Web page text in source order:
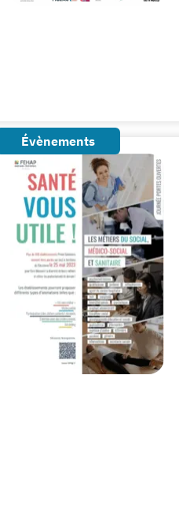
présidentiel vers l’asile de
Évènements